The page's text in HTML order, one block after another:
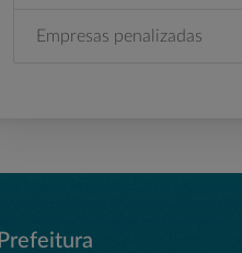
Empresas penalizadas
Prefeitura